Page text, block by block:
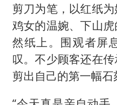
剪刀为笔，以红纸
鸡女的温婉、下山
然纸上。围观者屏
叹。不少顾客还在
剪出自己的第一幅石